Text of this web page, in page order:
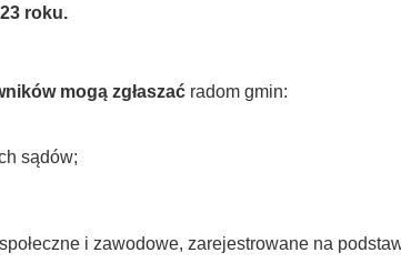
roku.
mogą zgłaszać radom gmin:
sądów;
i zawodowe, zarejestrowane na